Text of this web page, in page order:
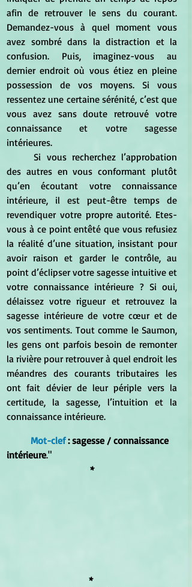
afin de retrouver le sens du courant.
Demandez-vous à quel moment vous
avez sombré dans la distraction et la
confusion. Puis, imaginez-vous au
dernier endroit où vous étiez en pleine
possession de vos moyens. Si vous
ressentez une certaine sérénité, c’est que
vous avez sans doute retrouvé votre
connaissance et votre sagesse
intérieures.
des autres en vous conformant plutôt
qu’en écoutant votre connaissance
intérieure, il est peut-être temps de
revendiquer votre propre autorité. Etes-
vous à ce point entêté que vous refusiez
la réalité d’une situation, insistant pour
avoir raison et garder le contrôle, au
point d’éclipser votre sagesse intuitive et
votre connaissance intérieure ? Si oui,
délaissez votre rigueur et retrouvez la
sagesse intérieure de votre cœur et de
vos sentiments. Tout comme le Saumon,
les gens ont parfois besoin de remonter
la rivière pour retrouver à quel endroit les
méandres des courants tributaires les
ont fait dévier de leur périple vers la
certitude, la sagesse, l’intuition et la
connaissance intérieure.
Mot-clef : sagesse / connaissance
intérieure."
*
*